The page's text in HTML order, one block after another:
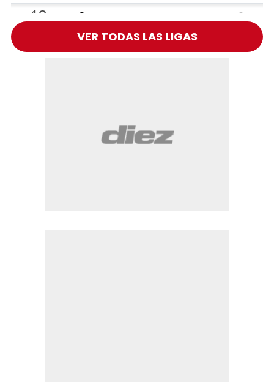
VER TODAS LAS LIGAS